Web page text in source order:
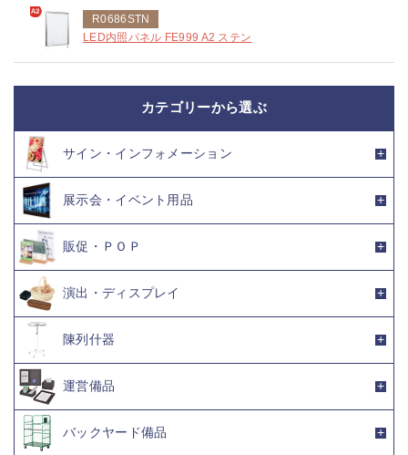
R0686STN
LED内照パネル FE999 A2 ステン
カテゴリーから選ぶ
サイン・インフォメーション
展示会・イベント用品
販促・ＰＯＰ
演出・ディスプレイ
陳列什器
運営備品
バックヤード備品